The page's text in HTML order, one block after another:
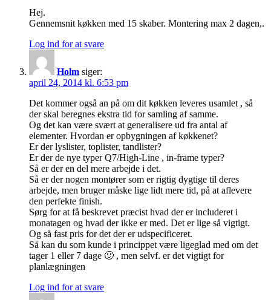
Hej.
Gennemsnit køkken med 15 skaber. Montering max 2 dagen,.
Log ind for at svare
Holm siger:
april 24, 2014 kl. 6:53 pm
Det kommer også an på om dit køkken leveres usamlet , så
der skal beregnes ekstra tid for samling af samme.
Og det kan være svært at generalisere ud fra antal af
elementer. Hvordan er opbygningen af køkkenet?
Er der lyslister, toplister, tandlister?
Er der de nye typer Q7/High-Line , in-frame typer?
Så er der en del mere arbejde i det.
Så er der nogen montører som er rigtig dygtige til deres
arbejde, men bruger måske lige lidt mere tid, på at aflevere
den perfekte finish.
Sørg for at få beskrevet præcist hvad der er includeret i
monatagen og hvad der ikke er med. Det er lige så vigtigt.
Og så fast pris for det der er udspecificeret.
Så kan du som kunde i princippet være ligeglad med om det
tager 1 eller 7 dage 🙂 , men selvf. er det vigtigt for
planlægningen
Log ind for at svare